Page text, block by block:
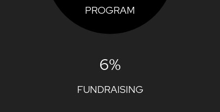
PROGRAM
6%
FUNDRAISING